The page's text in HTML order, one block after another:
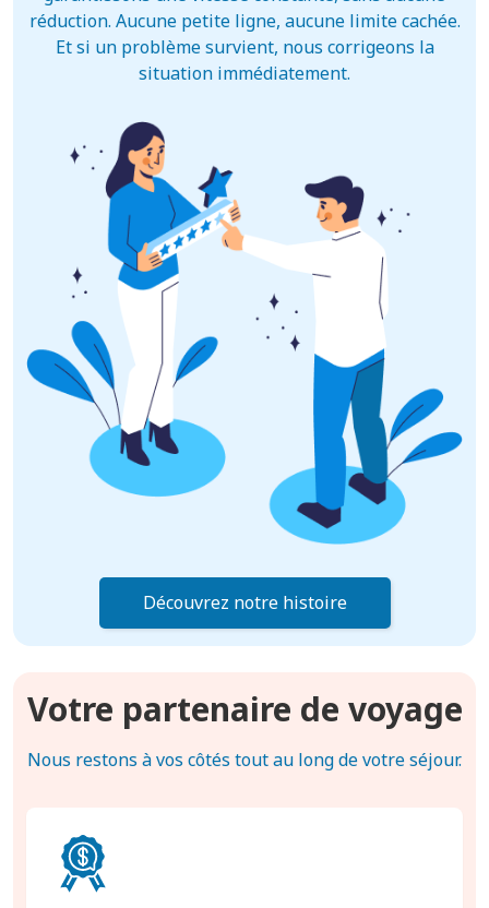
réduction. Aucune petite ligne, aucune limite cachée.
Et si un problème survient, nous corrigeons la
situation immédiatement.
Découvrez notre histoire
Votre partenaire de voyage
Nous restons à vos côtés tout au long de votre séjour.